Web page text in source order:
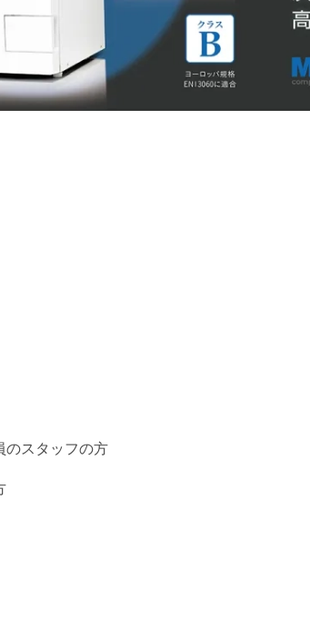
のスタッフの方